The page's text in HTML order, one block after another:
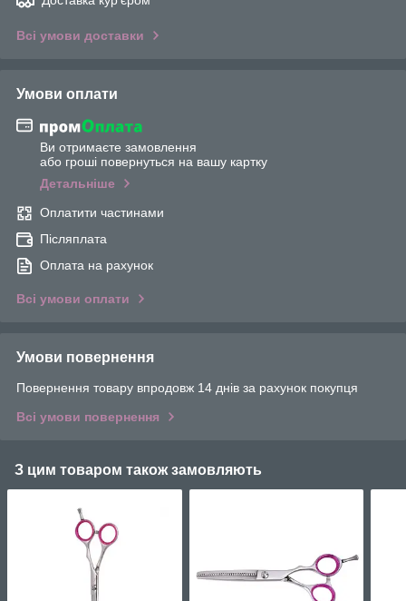
Всі умови доставки
Умови оплати
Ви отримаєте замовлення
або гроші повернуться на вашу картку
Детальніше
Оплатити частинами
Післяплата
Оплата на рахунок
Всі умови оплати
Умови повернення
Повернення товару впродовж 14 днів за рахунок покупця
Всі умови повернення
З цим товаром також замовляють